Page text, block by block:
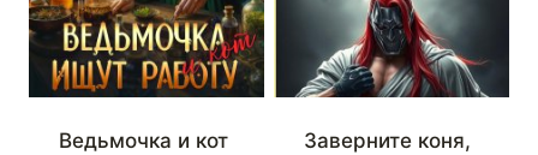
Ведьмочка и кот
Заверните коня,